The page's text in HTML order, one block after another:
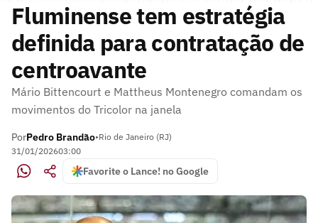
Fluminense tem estratégia
definida para contratação de
centroavante
Mário Bittencourt e Mattheus Montenegro comandam os
movimentos do Tricolor na janela
PorPedro Brandão•Rio de Janeiro (RJ)
31/01/202603:00
Favorite o Lance! no Google